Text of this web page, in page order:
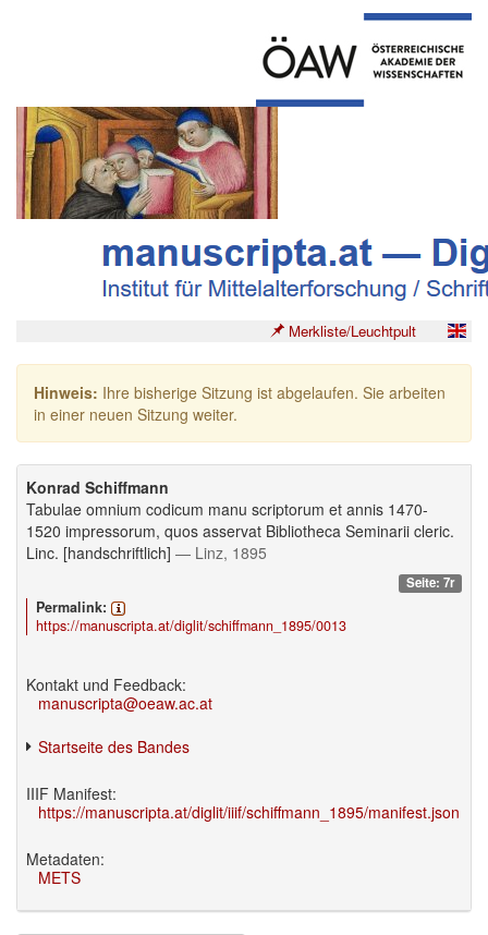
Merkliste/Leuchtpult
Hinweis: Ihre bisherige Sitzung ist abgelaufen. Sie arbeiten
in einer neuen Sitzung weiter.
Konrad Schiffmann
Tabulae omnium codicum manu scriptorum et annis 1470-
1520 impressorum, quos asservat Bibliotheca Seminarii cleric.
Linc. [handschriftlich] — Linz, 1895
Seite: 7r
Permalink:
https://manuscripta.at/diglit/schiffmann_1895/0013
Kontakt und Feedback:
manuscripta@oeaw.ac.at
Startseite des Bandes
IIIF Manifest:
https://manuscripta.at/diglit/iiif/schiffmann_1895/manifest.json
Metadaten:
METS